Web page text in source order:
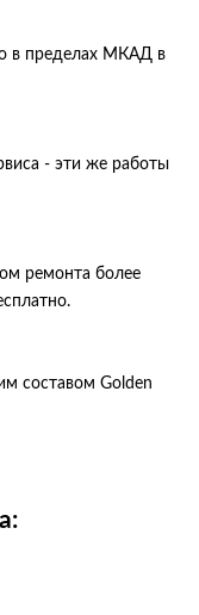
в пределах МКАД в
- эти же работы
ремонта более
составом Golden